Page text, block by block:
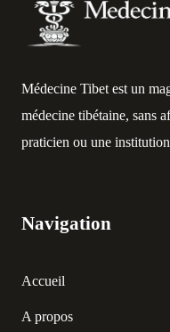
Médecine Tibet est un
médecine tibétaine, sans
praticien ou une
Navigation
Accueil
A propos